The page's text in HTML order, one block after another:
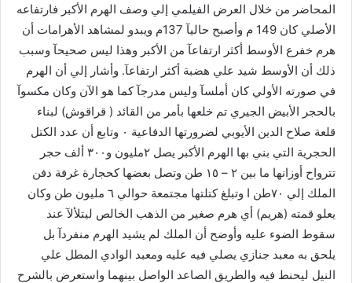
المحاضر من خلال العرض الفيلمي إلي وصف الهرم الأكبر فارتفاعه
الأصلي كان 149 م وأصبح حاليآ 137م ويبدو لمشاهد الأهرامات أن
هرم خفرع الأوسط أكثر ارتفاعآ من الأكبر وهذا ليس صحيحآ وسبب
ذلك أن الأوسط شيد علي هضبة أكثر ارتفاعآ. وأشار إلي أن الهرم
في صورته الأولي كان أملسآ وليس مدرجآ كما هو الآن وكان مكسوآ
بالحجر الأبيض الجيري تم خلعها بأمر من القائد ( قراقوش) لبناء
قلعة صلاح الدين الأيوبي لضرورتها الدفاعية ٠ وتابع أن عدد الكتل
الحجرية التي بني بها الهرم الأكبر يصل ٢مليون و٣٠٠ ألف حجر
تترواح أوزانها ما بين ٢ – ١٥ طن وتصل بعضها كحجارة غرفة دفن
الملك إلي ٧٠طن ا وتبلغ كتلتها مجتمعة حوالي ٦ مليون طن وكان
يعلو قمته (هريم) أي هرم صغير من الذهب الخالص ليتلألآ عند
سقوط الضوء عليه وأوضح أن الملك لم يشيد الهرم منفردآ بل
يلحق به معبد جنازي يصلي فيه عليه ومعبد الوادي المطل علي
النيل ليحنط فيه والطريق الصاعد الواصل بينهما واستعرض بالشرح